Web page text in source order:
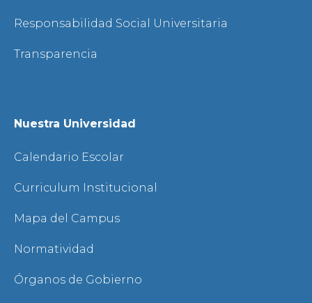
Responsabilidad Social Universitaria
Transparencia
Nuestra Universidad
Calendario Escolar
Curriculum Institucional
Mapa del Campus
Normatividad
Órganos de Gobierno